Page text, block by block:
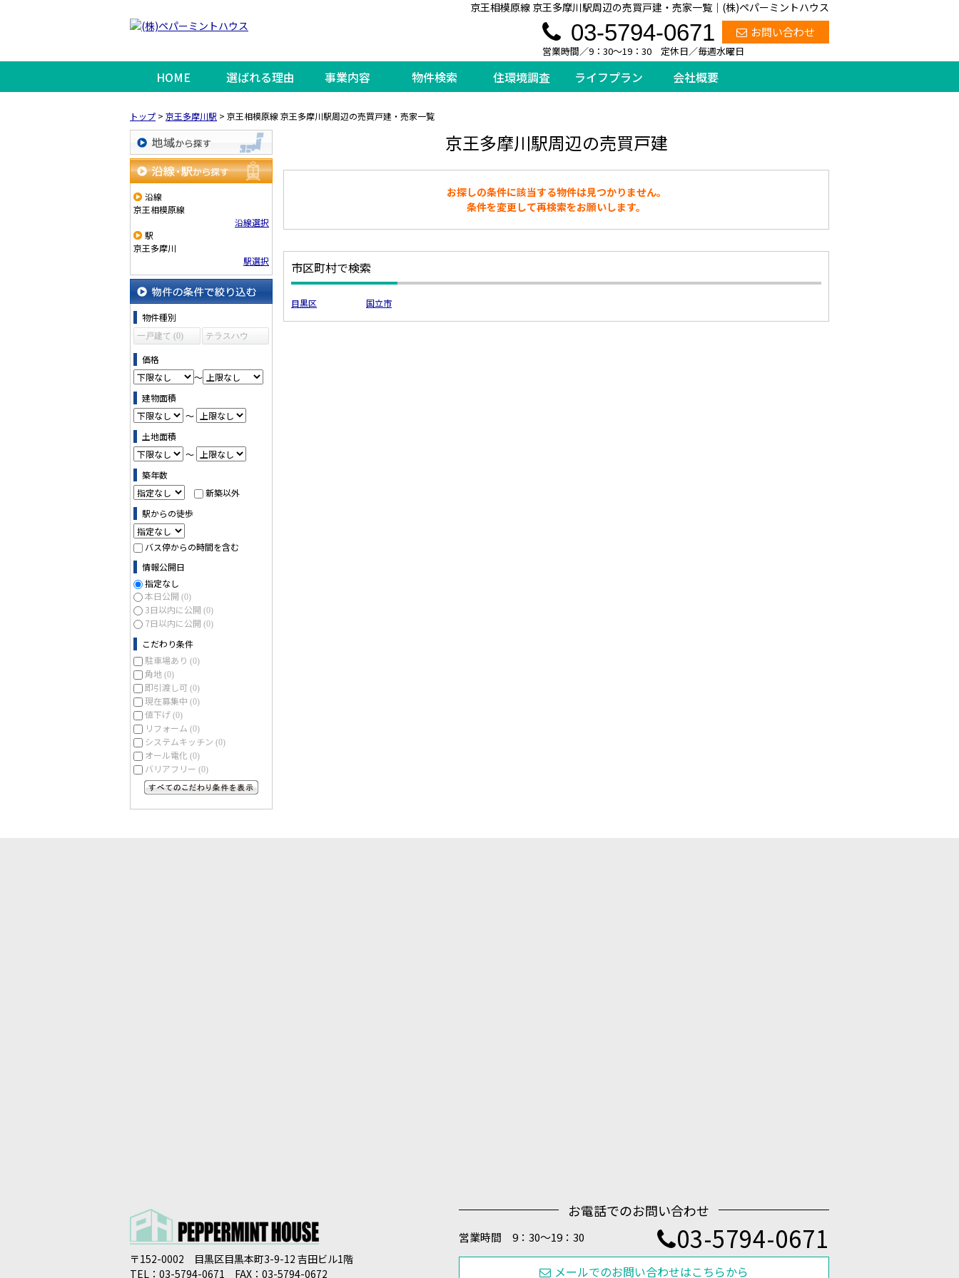
京王相模原線 京王多摩川駅周辺の売買戸建・売家一覧｜(株)ペパーミントハウス
お問い合わせ
03-5794-0671
営業時間／9：30～19：30 定休日／毎週水曜日
HOME 選ばれる理由 事業内容 物件検索 住環境調査 ライフプラン 会社概要
トップ > 京王多摩川駅 > 京王相模原線 京王多摩川駅周辺の売買戸建・売家一覧
地域から探す
沿線・駅から探す
沿線
京王相模原線
沿線選択
駅
京王多摩川
駅選択
物件の条件で絞り込む
物件種別
一戸建て (0)
テラスハウ
価格
～
建物面積
～
土地面積
～
築年数
新築以外
駅からの徒歩
バス停からの時間を含む
情報公開日
指定なし
本日公開 (0)
3日以内に公開 (0)
7日以内に公開 (0)
こだわり条件
駐車場あり (0)
角地 (0)
即引渡し可 (0)
現在募集中 (0)
値下げ (0)
リフォーム (0)
システムキッチン (0)
オール電化 (0)
バリアフリー (0)
京王多摩川駅周辺の売買戸建
お探しの条件に該当する物件は見つかりません。
条件を変更して再検索をお願いします。
市区町村で検索
目黒区 国立市
〒152-0002 目黒区目黒本町3-9-12 吉田ビル1階
TEL：03-5794-0671 FAX：03-5794-0672
お電話でのお問い合わせ
営業時間 9：30～19：30 03-5794-0671
メールでのお問い合わせはこちらから